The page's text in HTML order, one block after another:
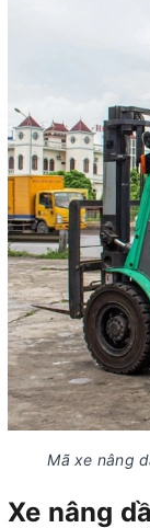
Mã xe nâng
Xe nâng